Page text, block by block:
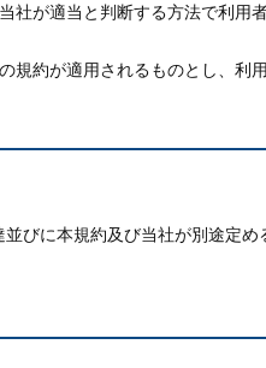
が適当と判断する方法で利
約が適用されるものとし、利
びに本規約及び当社が別途定